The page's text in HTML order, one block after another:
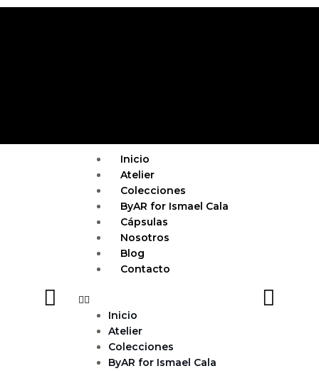
Ir
Inicio
Atelier
Colecciones
ByAR for Ismael Cala
Cápsulas
Nosotros
Blog
Contacto
Menu
Inicio
Atelier
Colecciones
ByAR for Ismael Cala